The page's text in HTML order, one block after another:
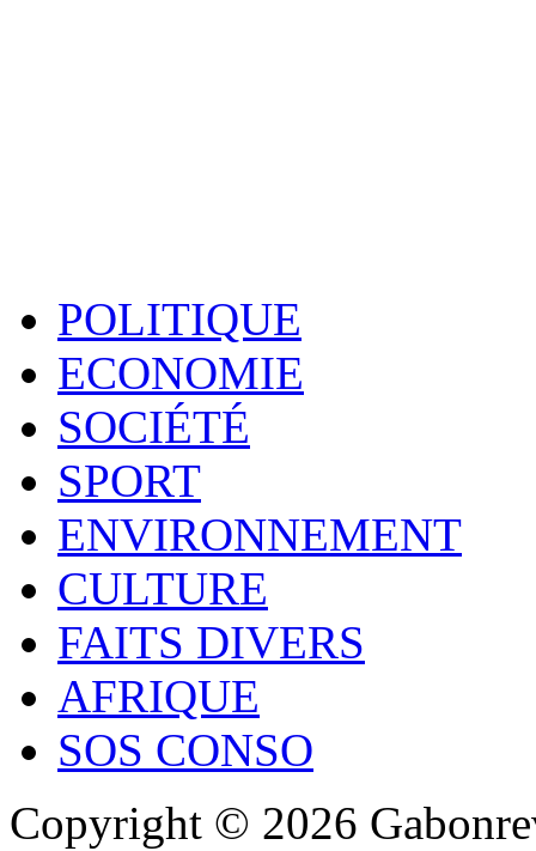
POLITIQUE
ECONOMIE
SOCIÉTÉ
SPORT
ENVIRONNEMENT
CULTURE
FAITS DIVERS
AFRIQUE
SOS CONSO
Copyright © 2026